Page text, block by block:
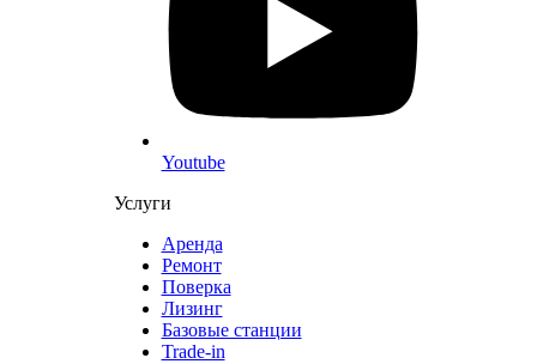
Youtube
Услуги
Аренда
Ремонт
Поверка
Лизинг
Базовые станции
Trade-in